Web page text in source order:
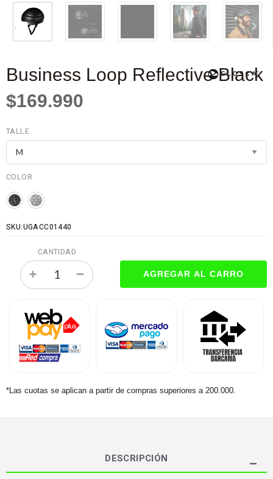
⁠Business Loop Reflective Black
$169.990
TALLE
COLOR
SKU:UGACC01440
CANTIDAD
*Las cuotas se aplican a partir de compras superiores a 200.000.
DESCRIPCIÓN